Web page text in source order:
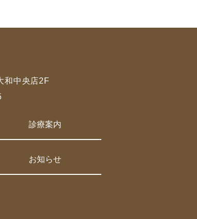
和中央店2F
診療案内
お知らせ